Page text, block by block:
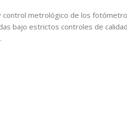
metrológico de los
bajo estrictos controles de